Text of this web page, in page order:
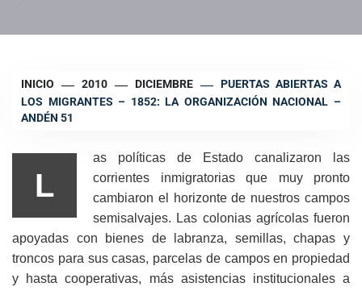
INICIO 2010 DICIEMBRE
PUERTAS ABIERTAS A
LOS MIGRANTES – 1852: LA ORGANIZACIÓN NACIONAL –
ANDÉN 51
L
as políticas de Estado canalizaron las
corrientes inmigratorias que muy pronto
cambiaron el horizonte de nuestros campos
semisalvajes. Las colonias agrícolas fueron
apoyadas con bienes de labranza, semillas, chapas y
troncos para sus casas, parcelas de campos en propiedad
y hasta cooperativas, más asistencias institucionales a